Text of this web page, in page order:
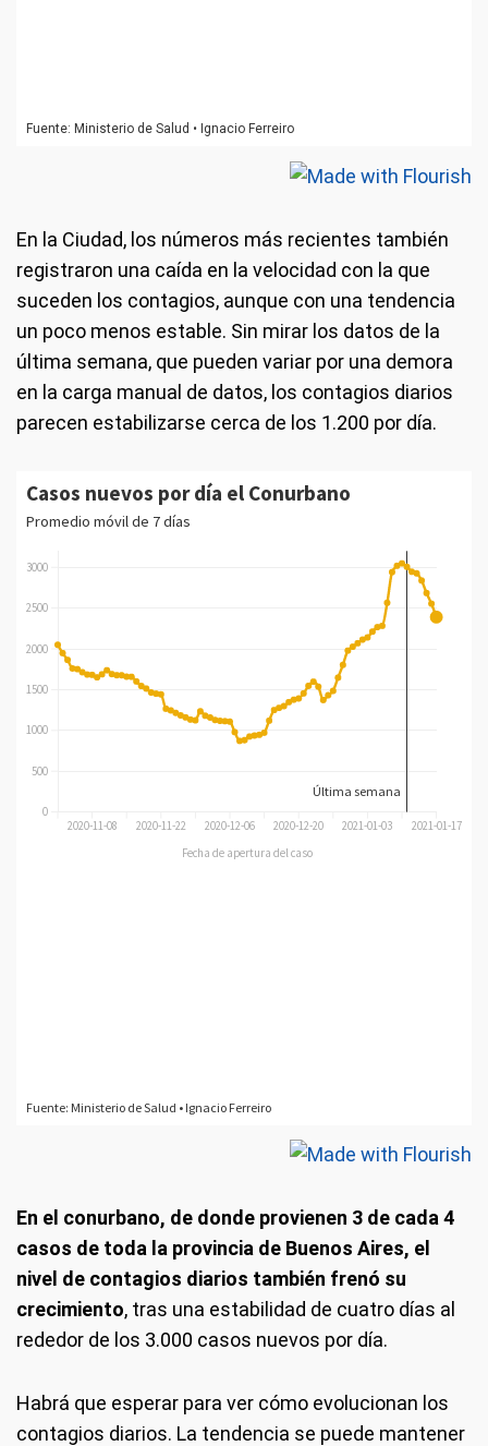
En la Ciudad, los números más recientes también
registraron una caída en la velocidad con la que
suceden los contagios, aunque con una tendencia
un poco menos estable. Sin mirar los datos de la
última semana, que pueden variar por una demora
en la carga manual de datos, los contagios diarios
parecen estabilizarse cerca de los 1.200 por día.
En el conurbano, de donde provienen 3 de cada 4
casos de toda la provincia de Buenos Aires, el
nivel de contagios diarios también frenó su
crecimiento, tras una estabilidad de cuatro días al
rededor de los 3.000 casos nuevos por día.
Habrá que esperar para ver cómo evolucionan los
contagios diarios. La tendencia se puede mantener